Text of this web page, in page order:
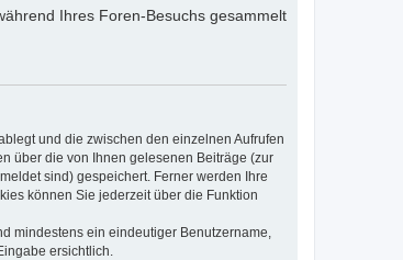
Ihres Foren-Besuchs gesammelt
und die zwischen den einzelnen Aufrufen
über die von Ihnen gelesenen Beiträge (zur
sind) gespeichert. Ferner werden Ihre
können Sie jederzeit über die Funktion
mindestens ein eindeutiger Benutzername,
ersichtlich.